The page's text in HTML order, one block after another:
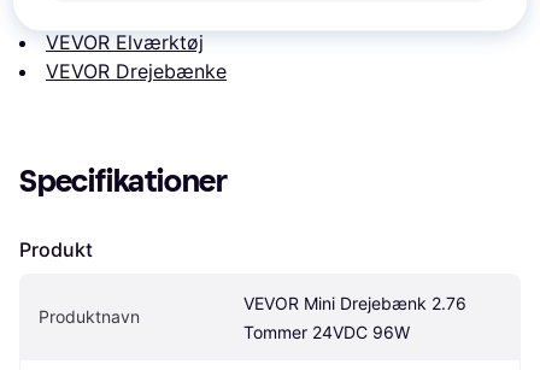
VEVOR Elværktøj
VEVOR Drejebænke
Specifikationer
Produkt
Produktnavn
VEVOR Mini Drejebænk 2.76
Tommer 24VDC 96W